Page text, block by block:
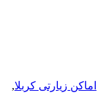
اماکن زیارتی کربلا,